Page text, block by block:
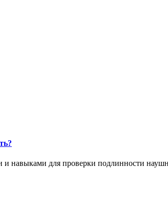
навыками для проверки подлинности